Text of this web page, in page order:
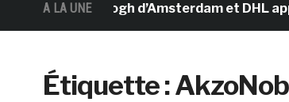
A LA UNE
Van Gogh d’Amsterdam et DHL
Étiquette :